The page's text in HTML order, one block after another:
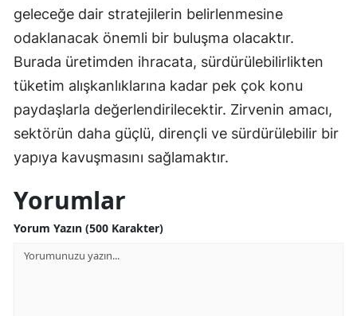
geleceğe dair stratejilerin belirlenmesine
odaklanacak önemli bir buluşma olacaktır.
Burada üretimden ihracata, sürdürülebilirlikten
tüketim alışkanlıklarına kadar pek çok konu
paydaşlarla değerlendirilecektir. Zirvenin amacı,
sektörün daha güçlü, dirençli ve sürdürülebilir bir
yapıya kavuşmasını sağlamaktır.
Yorumlar
Yorum Yazın (500 Karakter)